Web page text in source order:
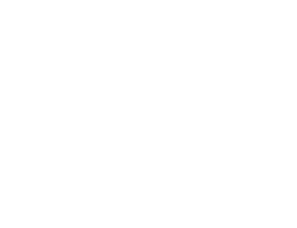
personas y droga en
de 2.000 migrantes de
La organización habría obtenido más
beneficio y utilizaba las mismas